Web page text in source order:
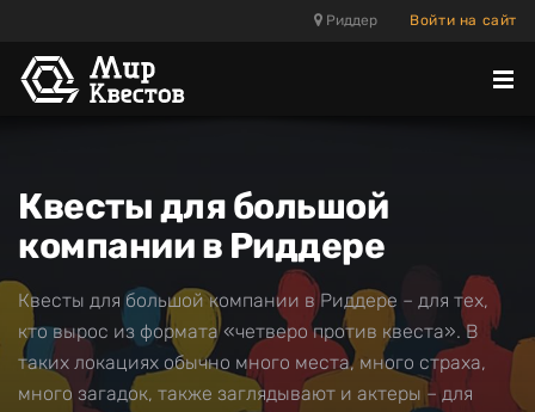
Риддер Войти на сайт
Квесты для большой
компании в Риддере
Квесты для большой компании в Риддере – для тех,
кто вырос из формата «четверо против квеста». В
таких локациях обычно много места, много страха,
много загадок, также заглядывают и актеры – для